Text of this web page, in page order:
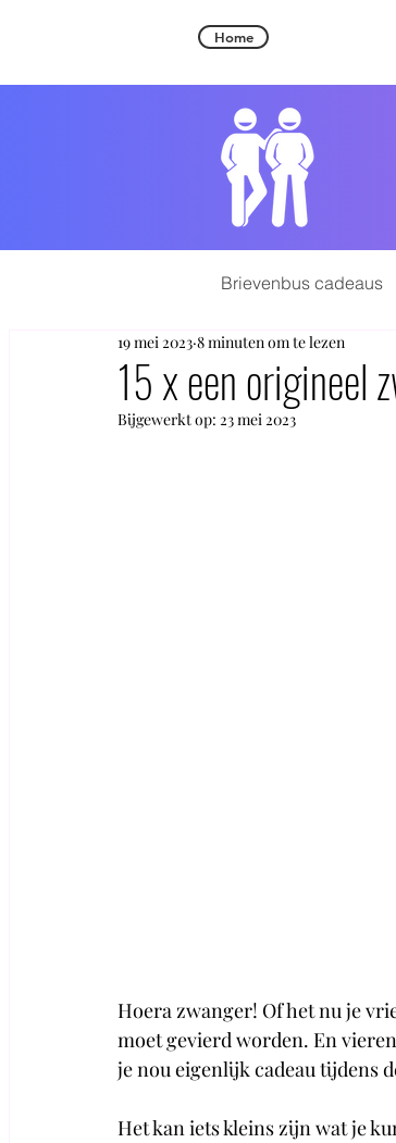
Home
Brievenbus cadeaus
15 x een origineel
19 mei 2023 8 minuten om te lezen
Bijgewerkt op: 23 mei 2023
Hoera zwanger! Of het nu je
moet gevierd worden. En
je nou eigenlijk cadeau tijdens
Het kan iets kleins zijn wat je